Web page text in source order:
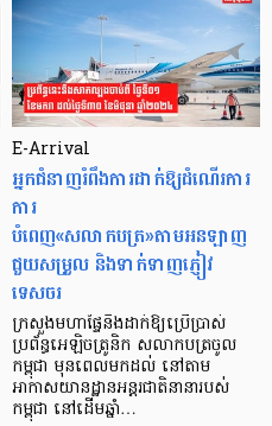
E-Arrival
អ្នកជំនាញរំពឹងការដាក់ឱ្យដំណើរការ
ការ
បំពេញ«សលាកបត្រ»តាមអនឡាញ
ជួយសម្រួល និងទាក់ទាញភ្ញៀវ
ទេសចរ
ក្រសួងមហាផ្ទៃនឹងដាក់ឱ្យប្រើប្រាស់
ប្រព័ន្ធអេឡិចត្រូនិក សលាកបត្រចូល
កម្ពុជា មុនពេលមកដល់ នៅតាម
អាកាសយានដ្ឋានអន្តរជាតិនានារបស់
កម្ពុជា នៅដើមឆ្នាំ…